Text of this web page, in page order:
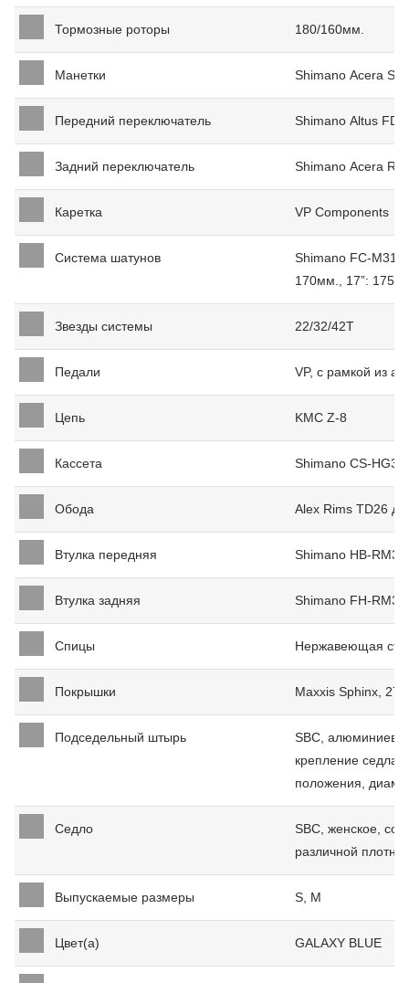
Тормозные роторы 180/160мм.
Манетки Shimano Acera
Передний переключатель Shimano Altus FD-
Задний переключатель Shimano Acera
Каретка VP Components
Система шатунов
Shimano FC-
170мм., 17”:
Звезды системы 22/32/42T
Педали VP, с рамкой из
Цепь KMC Z-8
Кассета Shimano CS-
Обода Alex Rims TD26
Втулка передняя Shimano HB-
Втулка задняя Shimano FH-
Спицы Нержавеющая
Покрышки Maxxis Sphinx,
Подседельный штырь
SBC,
крепление седла
положения,
Седло
SBC, женское,
различной
Выпускаемые размеры S, M
Цвет(а) GALAXY BLUE